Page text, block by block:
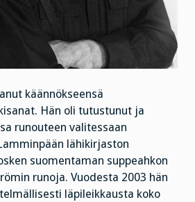
käännökseensä
Hän oli tutustunut ja
runouteen valitessaan
lähikirjaston
suomentaman suppeahkon
runoja. Vuodesta 2003 hän
läpileikkausta koko